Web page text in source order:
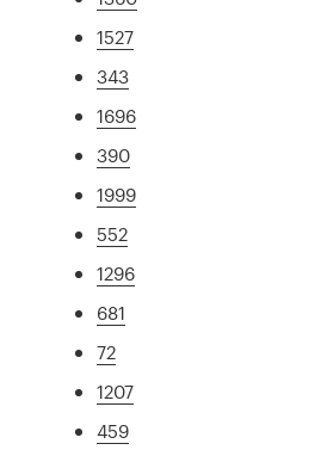
1527
343
1696
390
1999
552
1296
681
72
1207
459